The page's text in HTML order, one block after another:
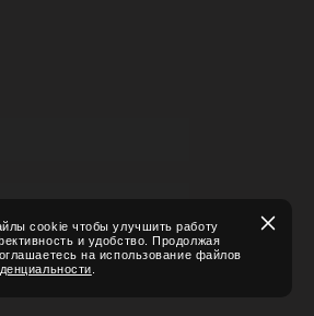
cookie чтобы улучшить работу
и удобство. Продолжая
на использование файлов